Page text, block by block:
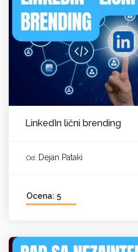
LinkedIn lični brending
Od: Dejan Pataki
Ocena: 5